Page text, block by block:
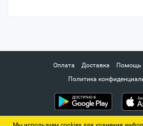
Оплата Доставка Помощь
Политика